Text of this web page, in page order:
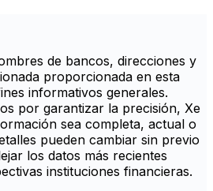
de bancos, direcciones y
proporcionada en esta
informativos generales.
por garantizar la precisión, Xe
sea completa, actual o
pueden cambiar sin previo
los datos más recientes
instituciones financieras.